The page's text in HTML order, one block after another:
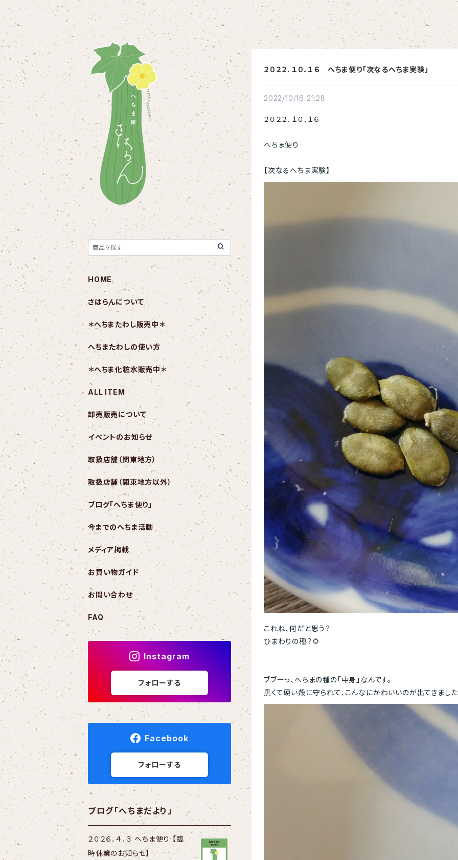
２０２２．１０．１６ へちま便り「次なるへちま実験」
2022/10/16 21:28
２０２２．１０．１６
へちま便り
【次なるへちま実験】
これね、何だと思う？
ひまわりの種？🌻
ブブーっ、へちまの種の「中身」なんです。
黒くて硬い殻に守られて、こんなにかわいいのが出てきました
HOME
さはらんについて
＊へちまたわし販売中＊
へちまたわしの使い方
＊へちま化粧水販売中＊
ALL ITEM
卸売販売について
イベントのお知らせ
取扱店舗（関東地方）
取扱店舗（関東地方以外）
ブログ「へちま便り」
今までのへちま活動
メディア掲載
お買い物ガイド
お問い合わせ
FAQ
Instagram
フォローする
Facebook
フォローする
ブログ「へちまだより」
２０２６．４．３ へちま便り 【臨
時休業のお知らせ】